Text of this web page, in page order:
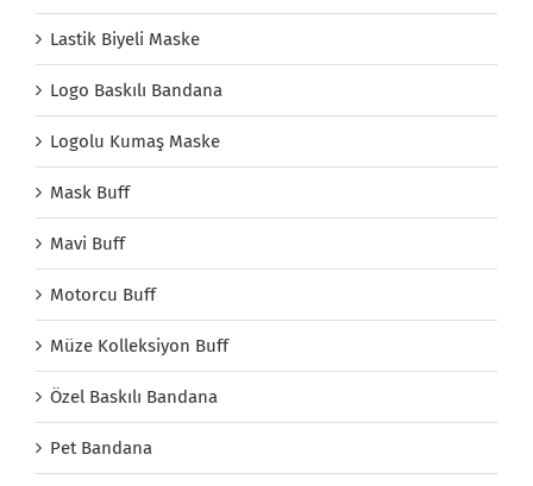
Lastik Biyeli Maske
Logo Baskılı Bandana
Logolu Kumaş Maske
Mask Buff
Mavi Buff
Motorcu Buff
Müze Kolleksiyon Buff
Özel Baskılı Bandana
Pet Bandana